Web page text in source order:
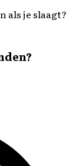
als je slaagt?